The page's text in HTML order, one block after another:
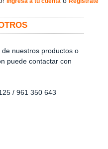
nuestros productos o
puede contactar con
/ 961 350 643